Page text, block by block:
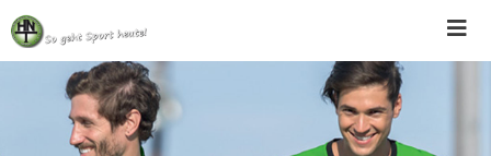
Skip
to
content